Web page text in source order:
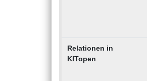
Relationen in
KITopen